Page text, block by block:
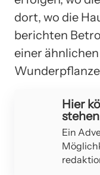
dort, wo die
berichten
einer
Hier
stehen
Ein